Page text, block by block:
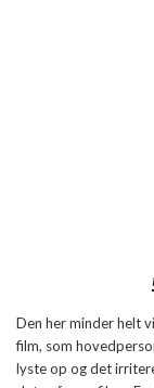
Den her minder helt
film, som
lyste op og det